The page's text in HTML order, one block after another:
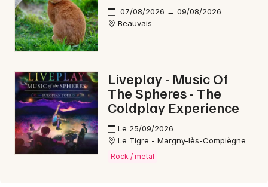
Choisir mes départements
Mon email
Je m'abonne
07/08/2026 → 09/08/2026
Beauvais
Liveplay - Music Of
The Spheres - The
Coldplay Experience
Le 25/09/2026
Le Tigre - Margny-lès-Compiègne
Rock / metal